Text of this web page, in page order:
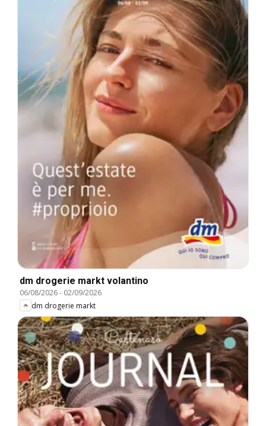
dm drogerie markt volantino
06/08/2026- 02/09/2026
dm drogerie markt